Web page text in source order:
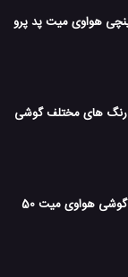
فنی تبلت 13.2 اینچی هواوی میت پد پرو
رنگ های مختلف گوشی
بازگشایی جعبه و بررسی گوشی هواوی میت 50